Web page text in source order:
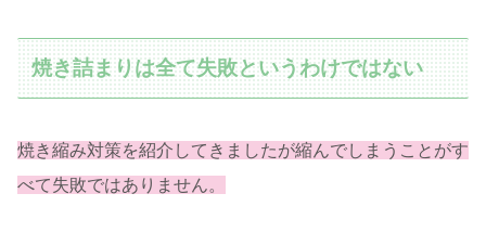
焼き詰まりは全て失敗というわけではない
焼き縮み対策を紹介してきましたが縮んでしまうことがす
べて失敗ではありません。